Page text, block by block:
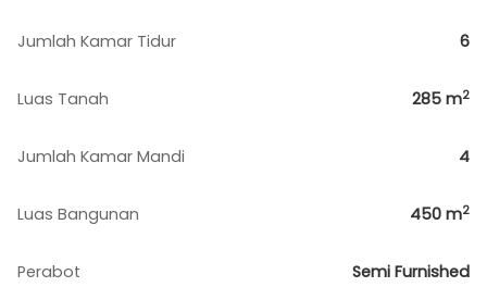
Jumlah Kamar Tidur 6
Luas Tanah 285 m2
Jumlah Kamar Mandi 4
Luas Bangunan 450 m2
Perabot Semi Furnished